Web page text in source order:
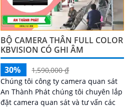
BỘ CAMERA THÂN FULL COLOR
KBVISION CÓ GHI ÂM
30%
1,590,000 ₫
Chúng tôi công ty camera quan sát
An Thành Phát chúng tôi chuyên lắp
đặt camera quan sát và tư vấn các